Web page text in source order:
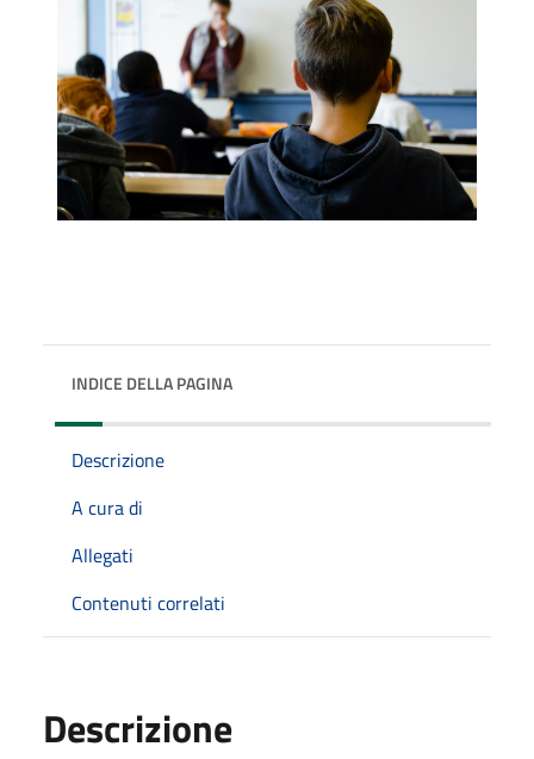
INDICE DELLA PAGINA
Descrizione
A cura di
Allegati
Contenuti correlati
Descrizione